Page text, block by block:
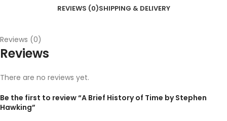
REVIEWS (0)SHIPPING & DELIVERY
Reviews (0)
Reviews
There are no reviews yet.
Be the first to review “A Brief History of Time by Stephen
Hawking”